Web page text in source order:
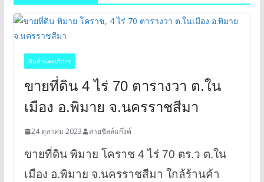
สินค้าและบริการ
ขายที่ดิน 4 ไร่ 70 ตารางวา ต.ใน
เมือง อ.พิมาย จ.นครราชสีมา
24 ตุลาคม 2023 สายชิลล์แก๊งค์
ขายที่ดิน พิมาย โคราช 4 ไร่ 70 ตร.ว ต.ใน
เมือง อ.พิมาย จ.นครราชสีมา ใกล้ร้านค้า